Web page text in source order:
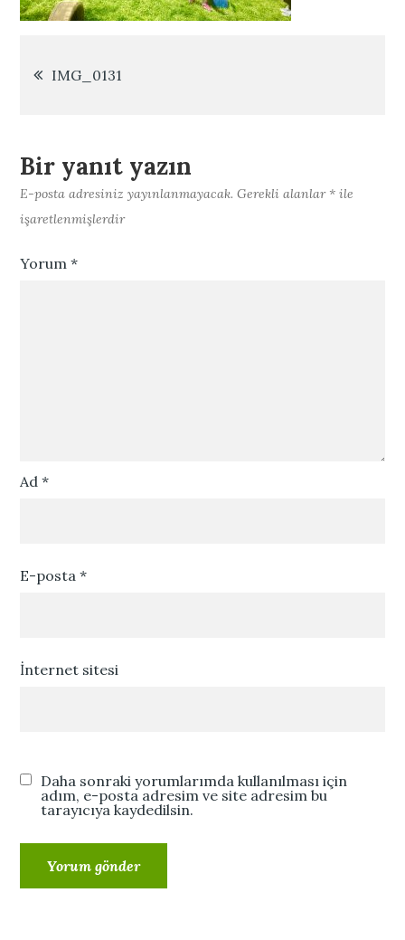
Yazı
IMG_0131
Bir yanıt yazın
E-posta adresiniz yayınlanmayacak. Gerekli alanlar * ile
işaretlenmişlerdir
Yorum*
Ad*
E-posta*
İnternet sitesi
Daha sonraki yorumlarımda kullanılması için
adım, e-posta adresim ve site adresim bu
tarayıcıya kaydedilsin.